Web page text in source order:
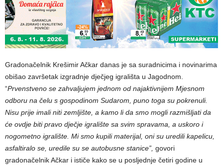
Gradonačelnik Krešimir Ačkar danas je sa suradnicima i novinarima
obišao završetak izgradnje dječjeg igrališta u Jagodnom.
“Prvenstveno se zahvaljujem jednom od najaktivnijem Mjesnom
odboru na čelu s gospodinom Sudarom, puno toga su pokrenuli.
Nisu prije imali niti zemljište, a kamo li da smo mogli razmišljati da
će ovdje biti pravo dječje igralište sa svim spravama, a uskoro i
nogometno igralište. Mi smo kupili materijal, oni su uredili kapelicu,
asfaltiralo se, uredile su se autobusne stanice”, govori
gradonačelnik Ačkar i ističe kako se u posljednje četiri godine u